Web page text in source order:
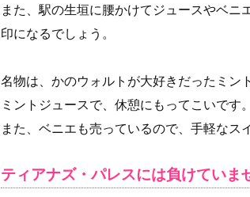
また、駅の生垣に腰かけてジュースやベニ
印になるでしょう。
名物は、かのウォルトが大好きだったミン
ミントジュースで、休憩にもってこいです。
また、ベニエも売っているので、手軽なス
ティアナズ・パレスには負けていま